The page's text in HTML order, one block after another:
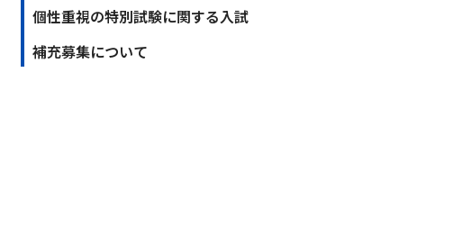
個性重視の特別試験に関する入試
補充募集について